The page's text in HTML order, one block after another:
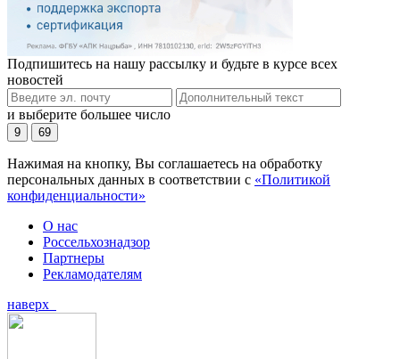
Подпишитесь на нашу рассылку и будьте в курсе всех
новостей
и выберите большее число
9 69
Нажимая на кнопку, Вы соглашаетесь на обработку
персональных данных в соответствии с «Политикой
конфиденциальности»
О нас
Россельхознадзор
Партнеры
Рекламодателям
наверх